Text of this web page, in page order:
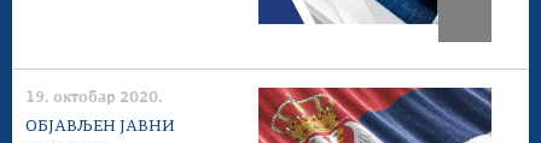
19. октобар 2020.
ОБЈАВЉЕН ЈАВНИ